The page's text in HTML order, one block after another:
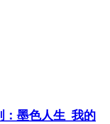
：墨色人生 我的